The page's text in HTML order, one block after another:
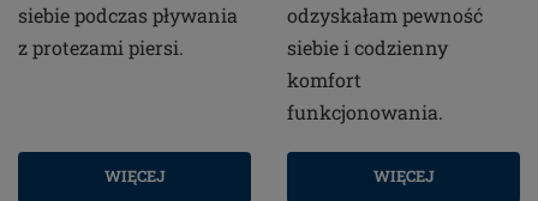
siebie podczas pływania
z protezami piersi.
WIĘCEJ
odzyskałam pewność
siebie i codzienny
komfort
funkcjonowania.
WIĘCEJ